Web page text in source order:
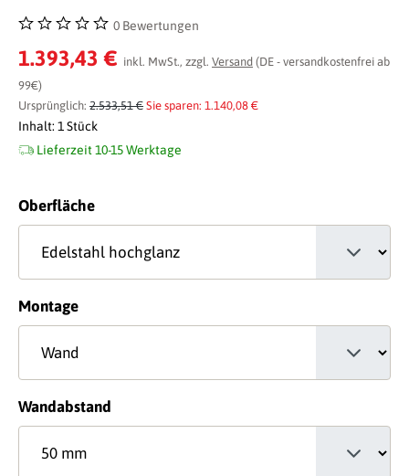
Durchschnittliche Bewertung von 0 von 5 Sternen
0 Bewertungen
1.393,43 € inkl. MwSt., zzgl. Versand (DE - versandkostenfrei ab
99€)
Ursprünglich: 2.533,51 € Sie sparen: 1.140,08 €
Inhalt: 1 Stück
Lieferzeit 10-15 Werktage
Oberflächeauswählen
Montageauswählen
Wandabstand